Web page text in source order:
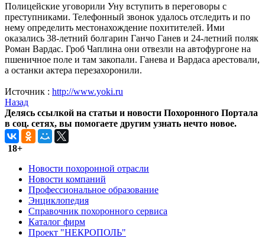
Полицейские уговорили Уну вступить в переговоры с
преступниками. Телефонный звонок удалось отследить и по
нему определить местонахождение похитителей. Ими
оказались 38-летний болгарин Ганчо Ганев и 24-летний поляк
Роман Вардас. Гроб Чаплина они отвезли на автофургоне на
пшеничное поле и там закопали. Ганева и Вардаса арестовали,
а останки актера перезахоронили.
Источник : http://www.yoki.ru
Назад
Делясь ссылкой на статьи и новости Похоронного Портала
в соц. сетях, вы помогаете другим узнать нечто новое.
18+
Новости похоронной отрасли
Новости компаний
Профессиональное образование
Энциклопедия
Справочник похоронного сервиса
Каталог фирм
Проект "НЕКРОПОЛЬ"